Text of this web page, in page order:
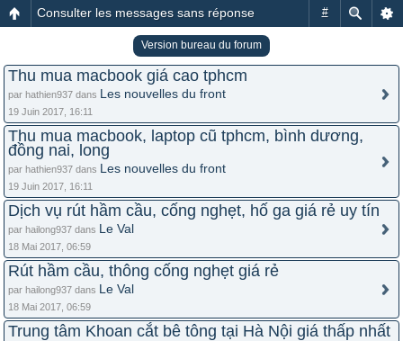
#
Consulter les messages sans réponse
Version bureau du forum
Thu mua macbook giá cao tphcm
par hathien937 dans Les nouvelles du front
19 Juin 2017, 16:11
Thu mua macbook, laptop cũ tphcm, bình dương,
đồng nai, long
par hathien937 dans Les nouvelles du front
19 Juin 2017, 16:11
Dịch vụ rút hầm cầu, cống nghẹt, hố ga giá rẻ uy tín
par hailong937 dans Le Val
18 Mai 2017, 06:59
Rút hầm cầu, thông cống nghẹt giá rẻ
par hailong937 dans Le Val
18 Mai 2017, 06:59
Trung tâm Khoan cắt bê tông tại Hà Nội giá thấp nhất